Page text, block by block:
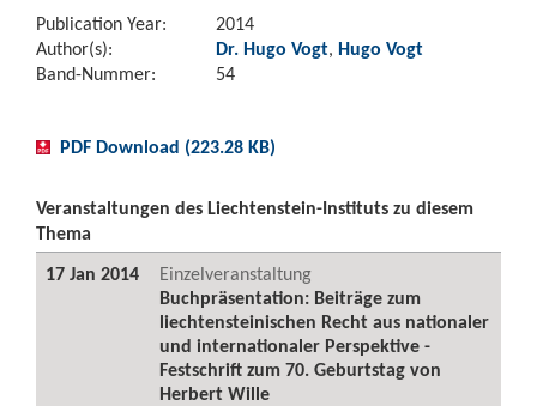
Publication Year:
2014
Author(s):
Dr. Hugo Vogt, Hugo Vogt
Band-Nummer:
54
PDF Download (223.28 KB)
Veranstaltungen des Liechtenstein-Instituts zu diesem
Thema
17 Jan 2014
Einzelveranstaltung
Buchpräsentation: Beiträge zum
liechtensteinischen Recht aus nationaler
und internationaler Perspektive -
Festschrift zum 70. Geburtstag von
Herbert Wille